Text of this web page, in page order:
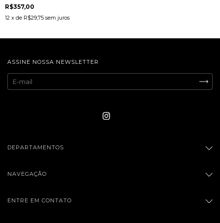
R$357,00
12 x de R$29,75 sem juros
ASSINE NOSSA NEWSLETTER
DEPARTAMENTOS
NAVEGAÇÃO
ENTRE EM CONTATO